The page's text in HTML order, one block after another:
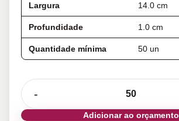
Largura 14.0 cm
Profundidade 1.0 cm
Quantidade mínima 50 un
-
Adicionar ao orçamento